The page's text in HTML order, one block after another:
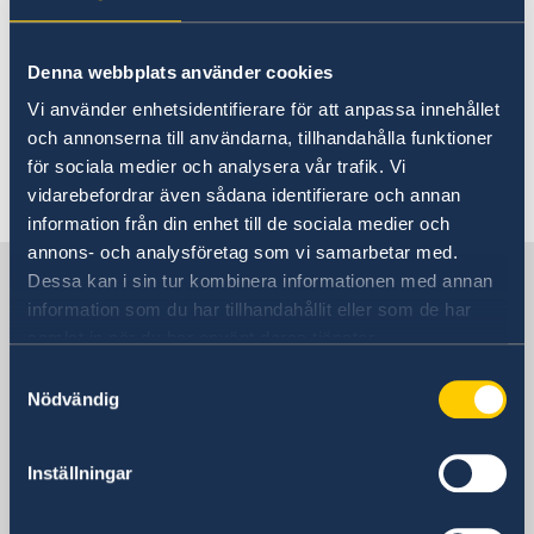
Denna webbplats använder cookies
Vi använder enhetsidentifierare för att anpassa innehållet
och annonserna till användarna, tillhandahålla funktioner
för sociala medier och analysera vår trafik. Vi
vidarebefordrar även sådana identifierare och annan
information från din enhet till de sociala medier och
annons- och analysföretag som vi samarbetar med.
Dessa kan i sin tur kombinera informationen med annan
information som du har tillhandahållit eller som de har
Nödvändig
Inställningar
Meijs/imagebank.sweden.se
Generalkonsulatet håller stängt på
Europadagen den 9 maj 2022 och öppnar igen
på tisdag den 10 maj 2022.
Senast uppdaterad 04 maj 2022, 15.31
Sverige i Belgien
Besöksadress
1000 Bryssel